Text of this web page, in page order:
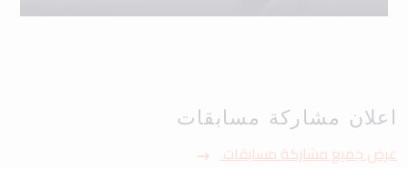
اعلان مشاركة مسابقات
عرض جميع مشاركة مسابقات